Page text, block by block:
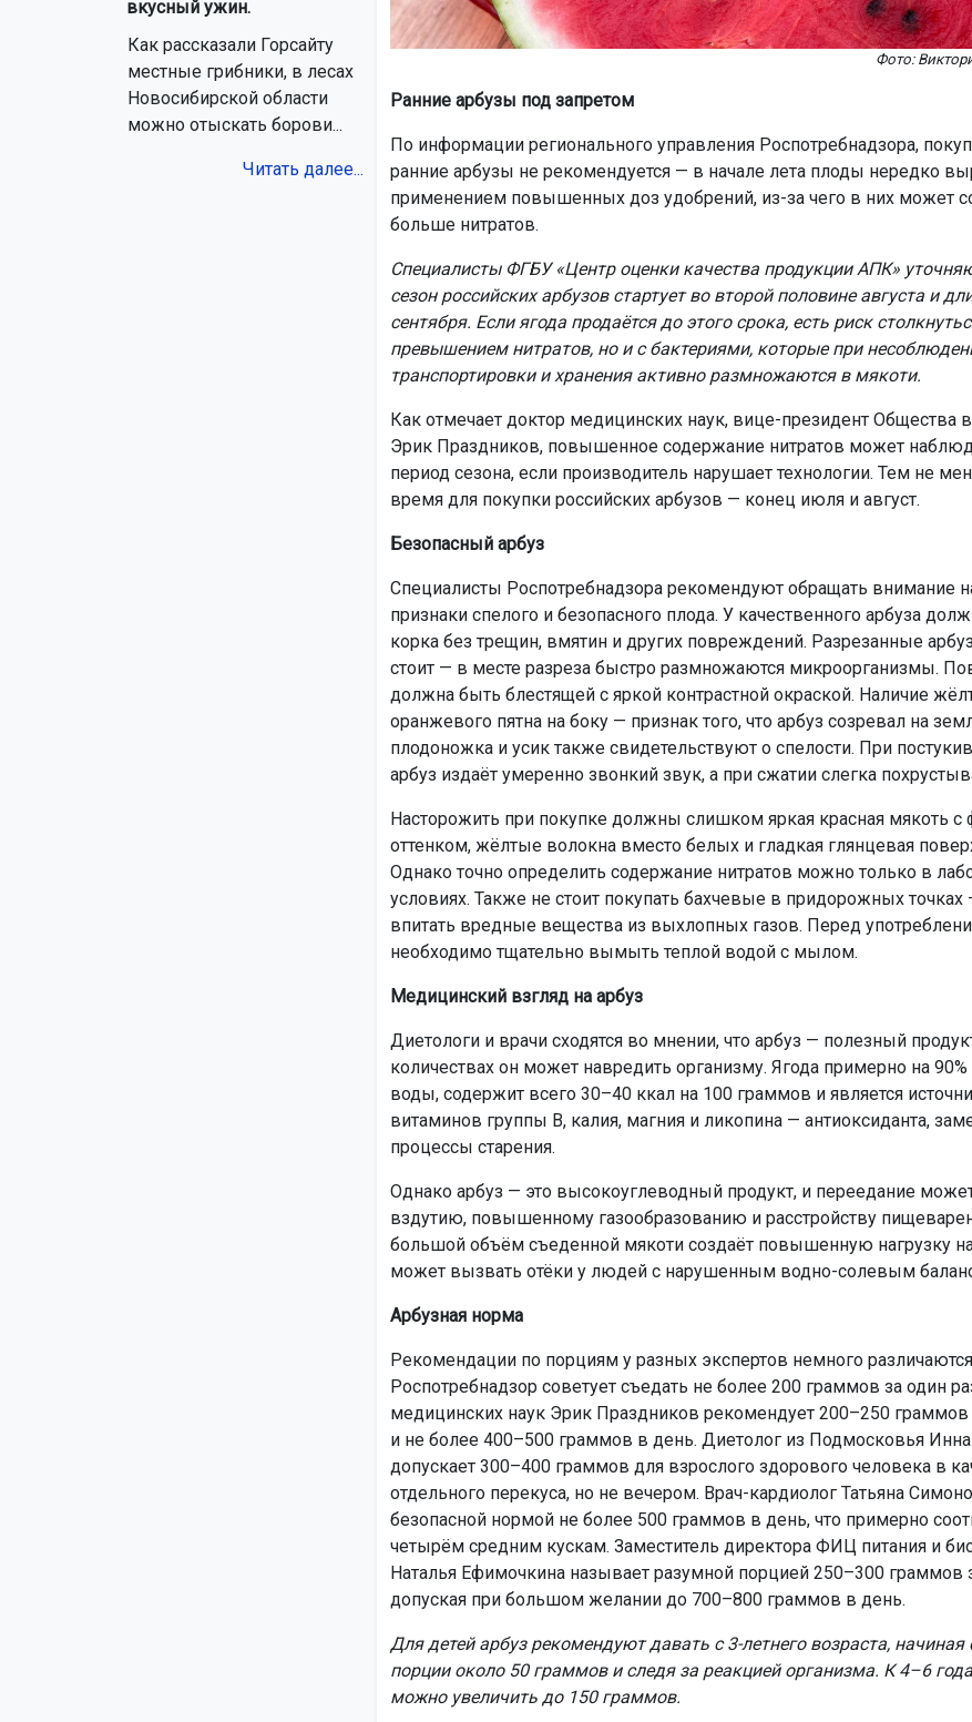
вкусный ужин.
Как рассказали Горсайту
местные грибники, в лесах
Новосибирской области
можно отыскать борови...
Читать далее...
Фото:
Ранние арбузы под запретом
По информации регионального управления Роспотребнадзора,
ранние арбузы не рекомендуется — в начале лета плоды нередко
применением повышенных доз удобрений, из-за чего в них может
больше нитратов.
Специалисты ФГБУ «Центр оценки качества продукции АПК»
сезон российских арбузов стартует во второй половине августа и
сентября. Если ягода продаётся до этого срока, есть риск
превышением нитратов, но и с бактериями, которые при
транспортировки и хранения активно размножаются в мякоти.
Как отмечает доктор медицинских наук, вице-президент Общества
Эрик Праздников, повышенное содержание нитратов может
период сезона, если производитель нарушает технологии. Тем не
время для покупки российских арбузов — конец июля и август.
Безопасный арбуз
Специалисты Роспотребнадзора рекомендуют обращать внимание
признаки спелого и безопасного плода. У качественного арбуза
корка без трещин, вмятин и других повреждений. Разрезанные
стоит — в месте разреза быстро размножаются микроорганизмы.
должна быть блестящей с яркой контрастной окраской. Наличие
оранжевого пятна на боку — признак того, что арбуз созревал на
плодоножка и усик также свидетельствуют о спелости. При
арбуз издаёт умеренно звонкий звук, а при сжатии слегка
Насторожить при покупке должны слишком яркая красная мякоть
оттенком, жёлтые волокна вместо белых и гладкая глянцевая
Однако точно определить содержание нитратов можно только в
условиях. Также не стоит покупать бахчевые в придорожных
впитать вредные вещества из выхлопных газов. Перед
необходимо тщательно вымыть теплой водой с мылом.
Медицинский взгляд на арбуз
Диетологи и врачи сходятся во мнении, что арбуз — полезный
количествах он может навредить организму. Ягода примерно на 90%
воды, содержит всего 30–40 ккал на 100 граммов и является
витаминов группы В, калия, магния и ликопина — антиоксиданта,
процессы старения.
Однако арбуз — это высокоуглеводный продукт, и переедание
вздутию, повышенному газообразованию и расстройству
большой объём съеденной мякоти создаёт повышенную нагрузку
может вызвать отёки у людей с нарушенным водно-солевым
Арбузная норма
Рекомендации по порциям у разных экспертов немного
Роспотребнадзор советует съедать не более 200 граммов за один
медицинских наук Эрик Праздников рекомендует 200–250
и не более 400–500 граммов в день. Диетолог из Подмосковья
допускает 300–400 граммов для взрослого здорового человека в
отдельного перекуса, но не вечером. Врач-кардиолог Татьяна
безопасной нормой не более 500 граммов в день, что примерно
четырём средним кускам. Заместитель директора ФИЦ питания и
Наталья Ефимочкина называет разумной порцией 250–300 граммов
допуская при большом желании до 700–800 граммов в день.
Для детей арбуз рекомендуют давать с 3-летнего возраста,
порции около 50 граммов и следя за реакцией организма. К 4–6
можно увеличить до 150 граммов.